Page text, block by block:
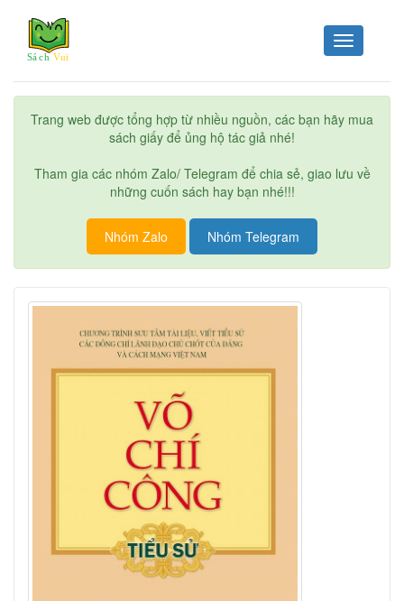
Toggle
navigation
Trang web được tổng hợp từ nhiều nguồn, các bạn hãy mua
sách giấy để ủng hộ tác giả nhé!
Tham gia các nhóm Zalo/ Telegram để chia sẻ, giao lưu về
những cuốn sách hay bạn nhé!!!
Nhóm Zalo Nhóm Telegram